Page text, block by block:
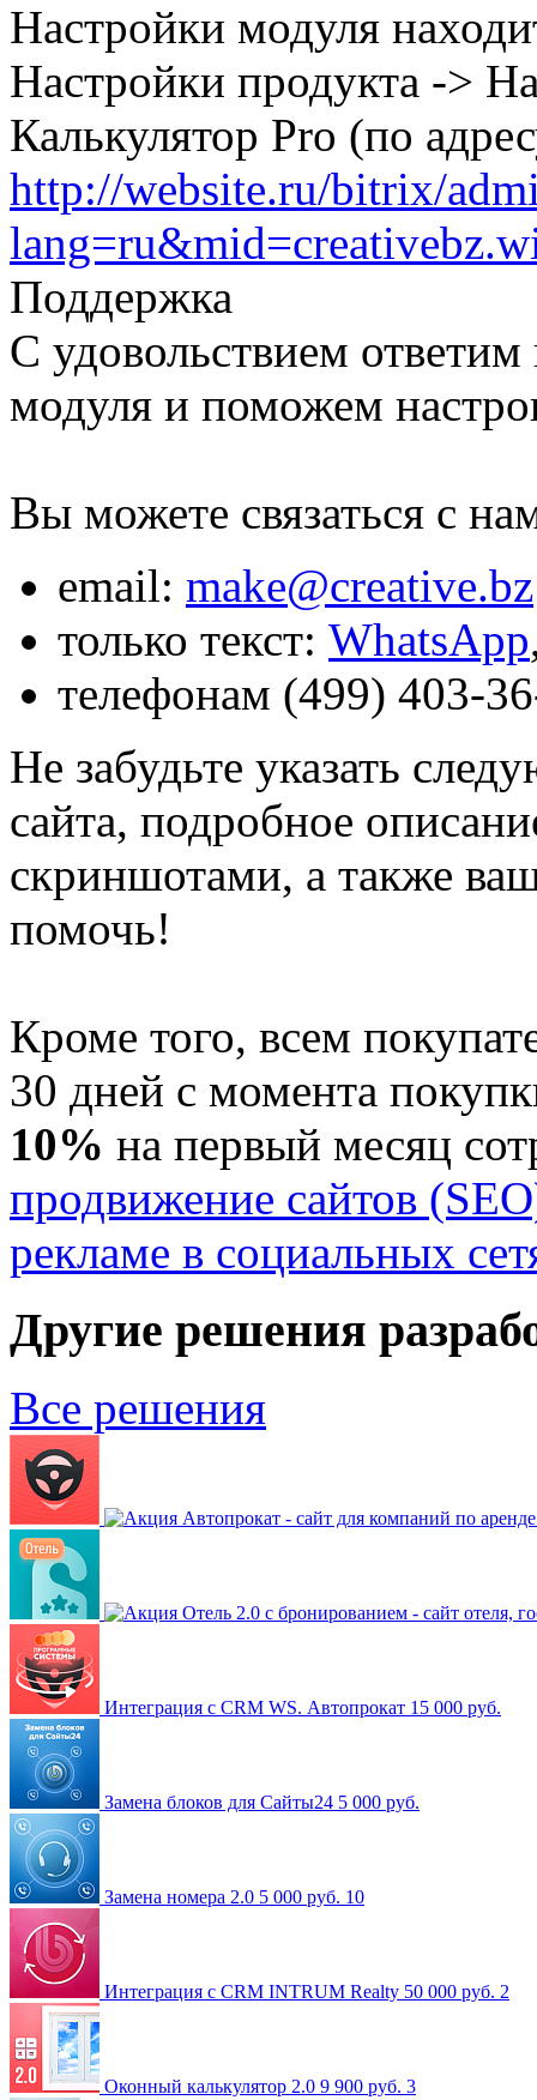
Настройки модуля
Настройки продукта ->
Калькулятор Pro (по
http://website.ru/bitrix/
Поддержка
С удовольствием
модуля и поможем
Вы можете связаться с
email: make@creative.bz
только текст: WhatsApp
телефонам (499) 403-
Не забудьте указать
сайта, подробное
скриншотами, а также
помочь!
Кроме того, всем
30 дней с момента
10% на первый месяц
продвижение сайтов
рекламе в социальных
Другие решения
Все решения
Автопрокат - сайт для компаний по
Отель 2.0 с бронированием - сайт отеля,
Интеграция с CRM WS. Автопрокат 15 000 руб.
Замена блоков для Сайты24 5 000 руб.
Замена номера 2.0 5 000 руб. 10
Интеграция с CRM INTRUM Realty 50 000 руб. 2
Оконный калькулятор 2.0 9 900 руб. 3